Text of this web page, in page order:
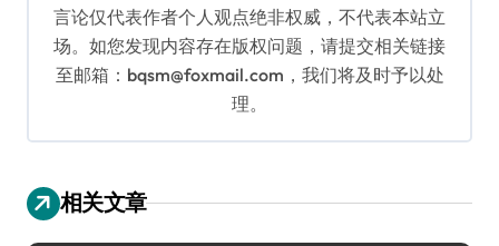
言论仅代表作者个人观点绝非权威，不代表本站立
场。如您发现内容存在版权问题，请提交相关链接
至邮箱：bqsm@foxmail.com，我们将及时予以处
理。
相关文章